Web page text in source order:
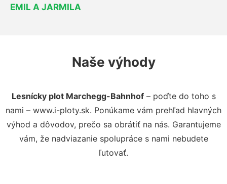
EMIL A JARMILA
Naše výhody
Lesnícky plot Marchegg-Bahnhof– poďte do toho s
nami – www.i-ploty.sk. Ponúkame vám prehľad hlavných
výhod a dôvodov, prečo sa obrátiť na nás. Garantujeme
vám, že nadviazanie spolupráce s nami nebudete
ľutovať.